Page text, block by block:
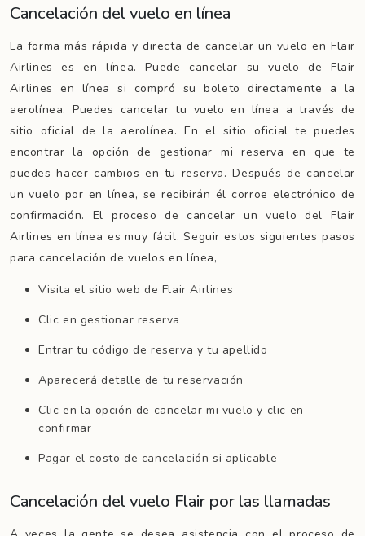
Cancelación del vuelo en línea
La forma más rápida y directa de cancelar un vuelo en Flair
Airlines es en línea. Puede cancelar su vuelo de Flair
Airlines en línea si compró su boleto directamente a la
aerolínea. Puedes cancelar tu vuelo en línea a través de
sitio oficial de la aerolínea. En el sitio oficial te puedes
encontrar la opción de gestionar mi reserva en que te
puedes hacer cambios en tu reserva. Después de cancelar
un vuelo por en línea, se recibirán él corroe electrónico de
confirmación. El proceso de cancelar un vuelo del Flair
Airlines en línea es muy fácil. Seguir estos siguientes pasos
para cancelación de vuelos en línea,
Visita el sitio web de Flair Airlines
Clic en gestionar reserva
Entrar tu código de reserva y tu apellido
Aparecerá detalle de tu reservación
Clic en la opción de cancelar mi vuelo y clic en
confirmar
Pagar el costo de cancelación si aplicable
Cancelación del vuelo Flair por las llamadas